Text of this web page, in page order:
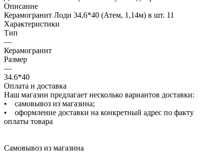
Описание
Керамогранит Лоди 34,6*40 (Атем, 1,14м) в шт. 11
Характеристики
Тип
—
Керамогранит
Размер
—
34.6*40
Оплата и доставка
Наш магазин предлагает несколько вариантов доставки:
• самовывоз из магазина;
• оформление доставки на конкретный адрес по факту
оплаты товара
Самовывоз из магазина